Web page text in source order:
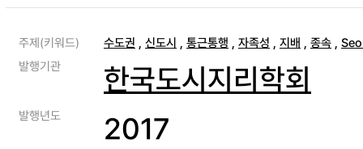
주제(키워드) 수도권 , 신도시 , 통근통행 , 자족성 , 지배 , 종속 ,
발행기관
한국도시지리학회
발행년도 2017